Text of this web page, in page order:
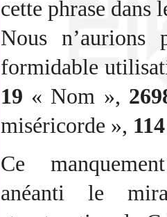
cette phrase dans
Nous n’aurions
formidable
19 « Nom »,
miséricorde », 114
Ce
anéanti le